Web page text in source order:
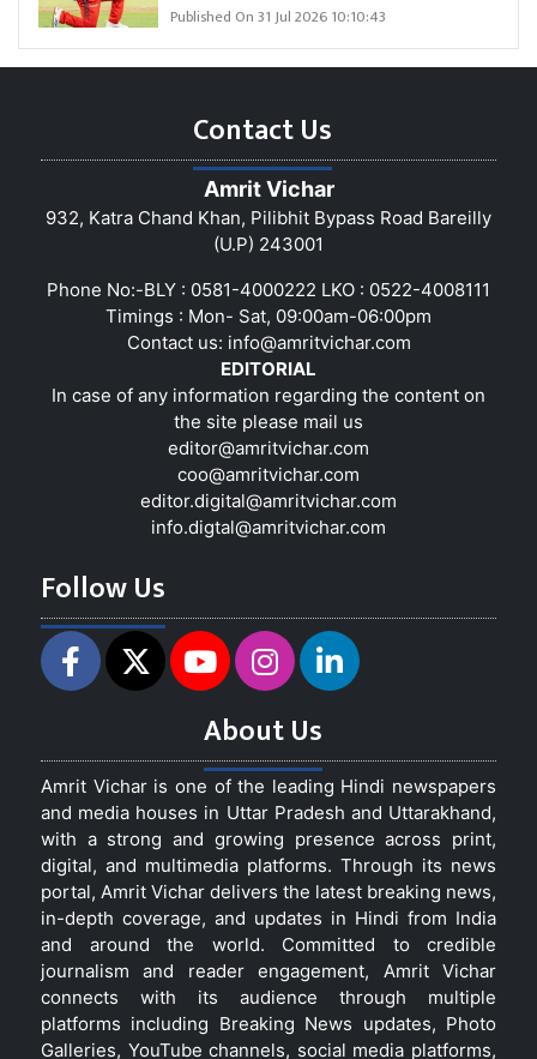
Published On 31 Jul 2026 10:10:43
Contact Us
Amrit Vichar
932, Katra Chand Khan, Pilibhit Bypass Road Bareilly
(U.P) 243001
Phone No:-BLY : 0581-4000222 LKO : 0522-4008111
Timings : Mon- Sat, 09:00am-06:00pm
Contact us: info@amritvichar.com
EDITORIAL
In case of any information regarding the content on
the site please mail us
editor@amritvichar.com
coo@amritvichar.com
editor.digital@amritvichar.com
info.digtal@amritvichar.com
Follow Us
About Us
Amrit Vichar is one of the leading Hindi newspapers
and media houses in Uttar Pradesh and Uttarakhand,
with a strong and growing presence across print,
digital, and multimedia platforms. Through its news
portal, Amrit Vichar delivers the latest breaking news,
in-depth coverage, and updates in Hindi from India
and around the world. Committed to credible
journalism and reader engagement, Amrit Vichar
connects with its audience through multiple
platforms including Breaking News updates, Photo
Galleries, YouTube channels, social media platforms,